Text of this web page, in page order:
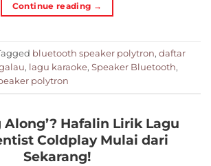
Continue reading →
bluetooth speaker polytron, daftar
, lagu karaoke, Speaker Bluetooth,
polytron
Along’? Hafalin Lirik Lagu
Coldplay Mulai dari
Sekarang!